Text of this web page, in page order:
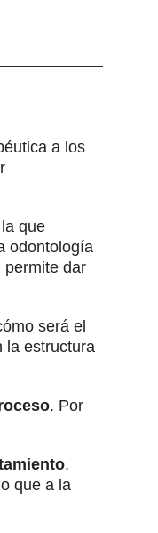
a los
que
odontología
permite dar
será el
la estructura
. Por
.
que a la